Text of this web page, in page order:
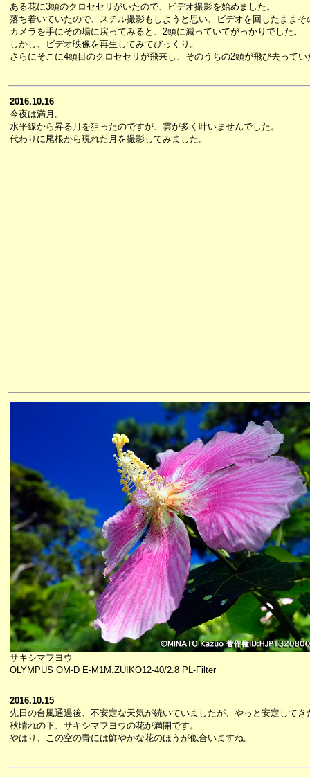
ある花に3頭のクロセセリがいたので、ビデオ撮影を始めました。
落ち着いていたので、スチル撮影もしようと思い、ビデオを回したままそ
カメラを手にその場に戻ってみると、2頭に減っていてがっかりでした。
しかし、ビデオ映像を再生してみてびっくり。
さらにそこに4頭目のクロセセリが飛来し、そのうちの2頭が飛び去ってい
2016.10.16
今夜は満月。
水平線から昇る月を狙ったのですが、雲が多く叶いませんでした。
代わりに尾根から現れた月を撮影してみました。
サキシマフヨウ
OLYMPUS OM-D E-M1M.ZUIKO12-40/2.8 PL-Filter
2016.10.15
先日の台風通過後、不安定な天気が続いていましたが、やっと安定してき
秋晴れの下、サキシマフヨウの花が満開です。
やはり、この空の青には鮮やかな花のほうが似合いますね。